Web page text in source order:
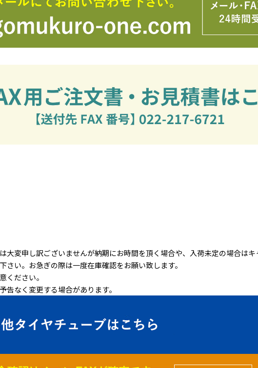
大変申し訳ございませんが納期にお時間を頂く場合や、入荷未定の場合はキ
さい。お急ぎの際は一度在庫確認をお願い致します。
ください。
なく変更する場合があります。